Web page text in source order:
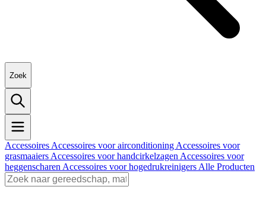
Zoek
Accessoires Accessoires voor airconditioning Accessoires voor
grasmaaiers Accessoires voor handcirkelzagen Accessoires voor
heggenscharen Accessoires voor hogedrukreinigers Alle Producten